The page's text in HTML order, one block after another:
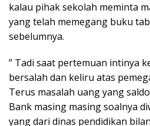
kalau pihak sekolah meminta
yang telah memegang buku
sebelumnya.
” Tadi saat pertemuan intinya
bersalah dan keliru atas
Terus masalah uang yang
Bank masing masing soalnya
yang dari dinas pendidikan